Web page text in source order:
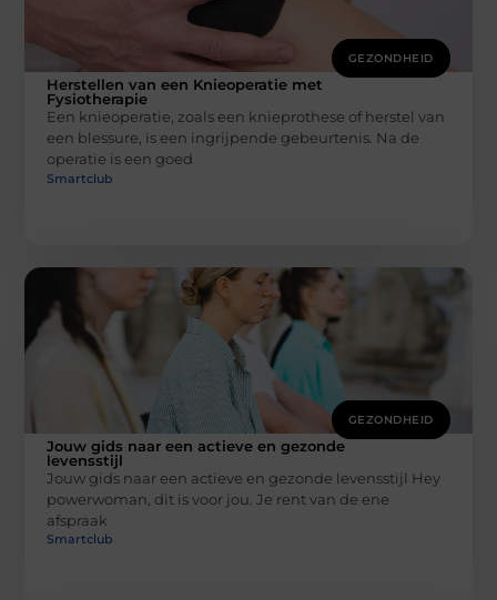
GEZONDHEID
Herstellen van een Knieoperatie met
Fysiotherapie
Een knieoperatie, zoals een knieprothese of herstel van
een blessure, is een ingrijpende gebeurtenis. Na de
operatie is een goed
Smartclub
GEZONDHEID
Jouw gids naar een actieve en gezonde
levensstijl
Jouw gids naar een actieve en gezonde levensstijl Hey
powerwoman, dit is voor jou. Je rent van de ene
afspraak
Smartclub